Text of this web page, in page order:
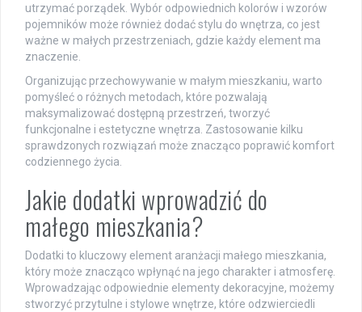
utrzymać porządek. Wybór odpowiednich kolorów i wzorów
pojemników może również dodać stylu do wnętrza, co jest
ważne w małych przestrzeniach, gdzie każdy element ma
znaczenie.
Organizując przechowywanie w małym mieszkaniu, warto
pomyśleć o różnych metodach, które pozwalają
maksymalizować dostępną przestrzeń, tworzyć
funkcjonalne i estetyczne wnętrza. Zastosowanie kilku
sprawdzonych rozwiązań może znacząco poprawić komfort
codziennego życia.
Jakie dodatki wprowadzić do
małego mieszkania?
Dodatki to kluczowy element aranżacji małego mieszkania,
który może znacząco wpłynąć na jego charakter i atmosferę.
Wprowadzając odpowiednie elementy dekoracyjne, możemy
stworzyć przytulne i stylowe wnętrze, które odzwierciedli